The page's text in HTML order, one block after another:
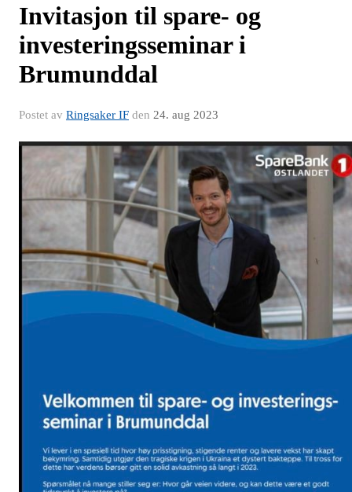
Invitasjon til spare- og
investeringsseminar i
Brumunddal
Postet av Ringsaker IF den 24. aug 2023